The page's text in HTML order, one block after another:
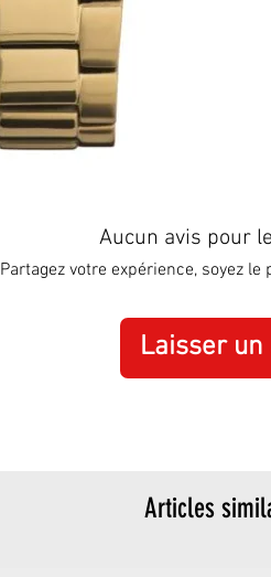
Aucun avis pour
Partagez votre expérience, soyez
Laisser un
Articles